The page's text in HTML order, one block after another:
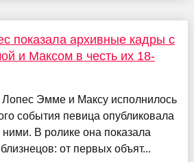
показала архивные кадры с
и Максом в честь их 18-
Эмме и Максу исполнилось
события певица опубликовала
ними. В ролике она показала
от первых объят...